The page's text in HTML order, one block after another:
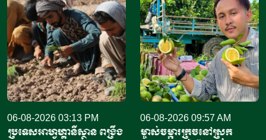
១០កំប៉ុង ឬមានទម្ងន់​ប្រហែល​បី
គីឡូក្រាម រហូតមកដល់ឆ្នាំ​
២០២៦នេះ អាច​លក់នំបាន​ពី៤
០០០ ទៅ​៨០០០នំ​ គិតជាប្រាក់
ចំណូលសរុបបានពីបីលានដល់​
ប្រាំបីលានរៀល​ក្នុងមួយថ្ងៃ​។ អ្នក
ស្រី ថ្លុង ថាន ម្ចាស់ហាង​យីហោ
“អាកោត្នោតព្រះដាក់” នៅឃុំព្រះ
ដាក់​ ស្រុក​បន្ទាយស្រី ខេត្ត
នាំចូលពីសហរដ្ឋអាម៉េរិក មាន
រហូតដល់ជិត៦២ភាគរយនៃ
បរិមាណនាំចូលសរុប។ ការនាំ
ចូលនេះ មានតម្លៃទឹកប្រាក់
ប្រមាណពី១៩០ ទៅ២០៥លាន
ដុល្លារ ខណៈពេលការនាំចូល
សាច់ និងគ្រឿងក្នុង បានកើន
ឡើងពី២៦ ទៅ៣៧,៦ភាគរយ
ប្រៀបធៀបនឹងរយៈពេលដូចគ្នា
06-08-2026 03:13 PM
ប្រទេសអាហ្វហ្គានីស្ថាន ពង្រឹង
06-08-2026 09:57 AM
ម្ចាស់ចម្ការក្រូចនៅស្រុក